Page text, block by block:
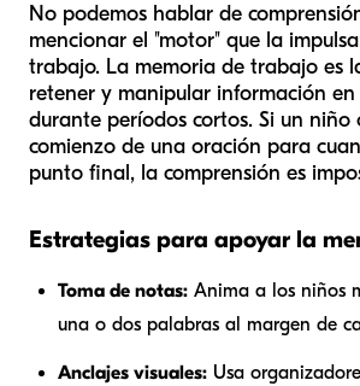
No podemos hablar de
mencionar el "motor" que la
trabajo. La memoria de trabajo es
retener y manipular información
durante períodos cortos. Si un niño
comienzo de una oración para
punto final, la comprensión es
Estrategias para apoyar la
Toma de notas: Anima a los niños
una o dos palabras al margen de
Anclajes visuales: Usa